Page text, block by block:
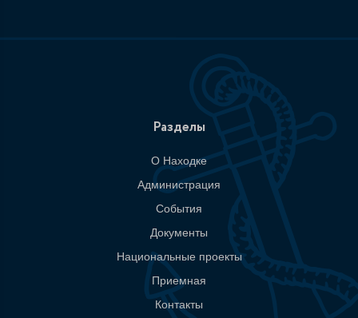
Разделы
О Находке
Администрация
События
Документы
Национальные проекты
Приемная
Контакты